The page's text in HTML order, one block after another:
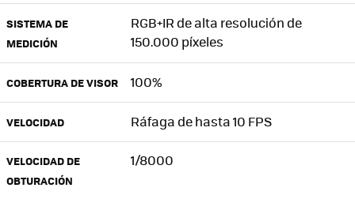
SISTEMA DE
MEDICIÓN
RGB+IR de alta resolución de
150.000 píxeles
COBERTURA DE VISOR 100%
VELOCIDAD Ráfaga de hasta 10 FPS
VELOCIDAD DE
OBTURACIÓN
1/8000